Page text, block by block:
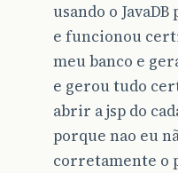
usando o
e funcionou
meu banco e
e gerou tudo
abrir a jsp do
porque nao eu
corretamente o